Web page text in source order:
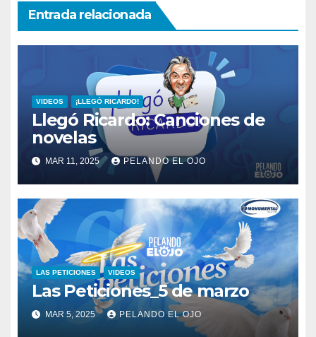
Entrada relacionada
VIDEOS ¡LLEGÓ RICARDO!
Llegó Ricardo: Canciones de
novelas
MAR 11, 2025 PELANDO EL OJO
LAS PETICIONES VIDEOS
Las Peticiones_5 de marzo
MAR 5, 2025 PELANDO EL OJO